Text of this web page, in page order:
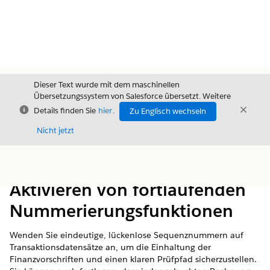
Schließen
Dieser Text wurde mit dem maschinellen
Übersetzungssystem von Salesforce übersetzt. Weitere
Details finden Sie hier.
Zu Englisch wechseln
Nicht jetzt
Aktivieren von fortlaufenden
Nummerierungsfunktionen
Wenden Sie eindeutige, lückenlose Sequenznummern auf
Transaktionsdatensätze an, um die Einhaltung der
Finanzvorschriften und einen klaren Prüfpfad sicherzustellen.